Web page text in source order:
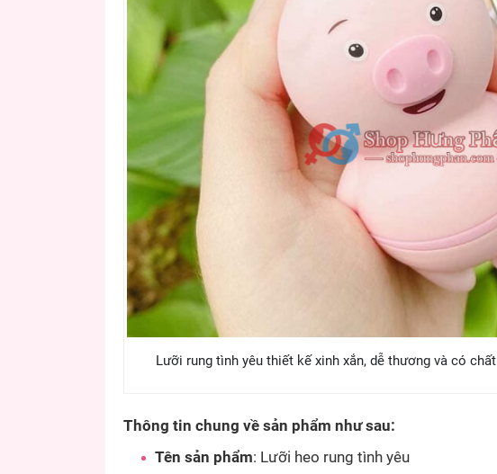
Lưỡi rung tình yêu thiết kế xinh xắn, dễ thương và có
Thông tin chung về sản phẩm như sau:
Tên sản phẩm: Lưỡi heo rung tình yêu